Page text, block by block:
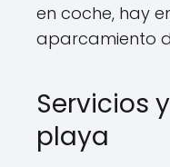
en coche, hay
aparcamiento
Servicios
playa